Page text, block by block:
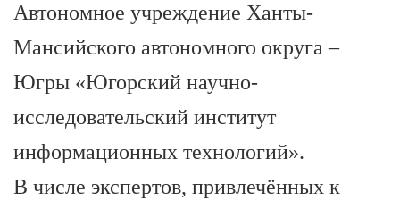
Автономное учреждение Ханты-
Мансийского автономного округа –
Югры «Югорский научно-
исследовательский институт
информационных технологий».
В числе экспертов, привлечённых к